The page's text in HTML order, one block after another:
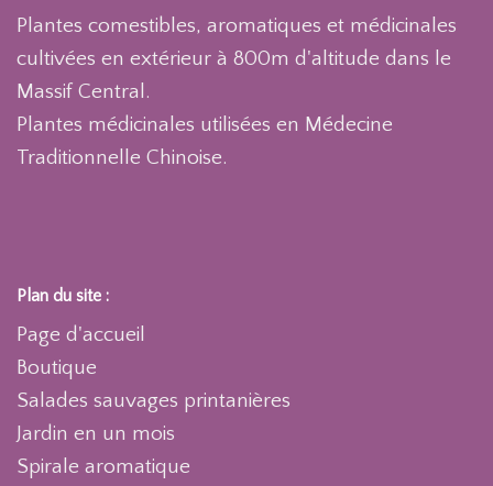
Plantes comestibles, aromatiques et médicinales
cultivées en extérieur à 800m d'altitude dans le
Massif Central.
Plantes médicinales utilisées en Médecine
Traditionnelle Chinoise.
Plan du site :
Page d'accueil
Boutique
Salades sauvages printanières
Jardin en un mois
Spirale aromatique